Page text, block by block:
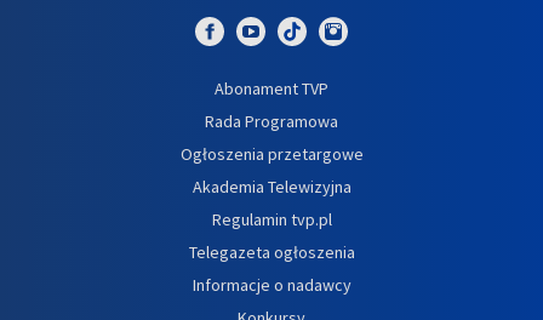
Abonament TVP
Rada Programowa
Ogłoszenia przetargowe
Akademia Telewizyjna
Regulamin tvp.pl
Telegazeta ogłoszenia
Informacje o nadawcy